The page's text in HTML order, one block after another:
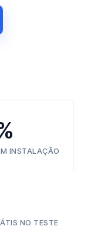
INSTALAÇÃO
NO TESTE